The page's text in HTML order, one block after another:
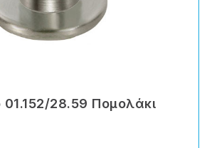
28.59 Πομολάκι